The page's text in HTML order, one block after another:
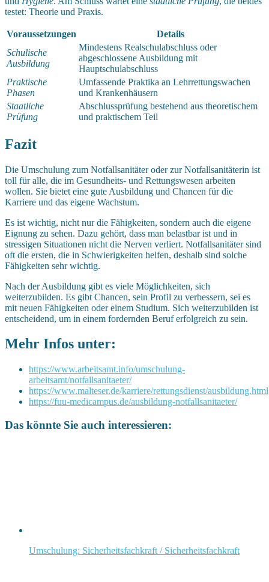
testet: Theorie und Praxis.
Voraussetzungen
Details
Schulische
Ausbildung
Mindestens Realschulabschluss oder
abgeschlossene Ausbildung mit
Hauptschulabschluss
Praktische
Phasen
Umfassende Praktika an Lehrrettungswachen
und Krankenhäusern
Staatliche
Prüfung
Abschlussprüfung bestehend aus theoretischem
und praktischem Teil
Fazit
Die Umschulung zum Notfallsanitäter oder zur Notfallsanitäterin ist
toll für alle, die im Gesundheits- und Rettungswesen arbeiten
wollen. Sie bietet eine gute Ausbildung und Chancen für die
Karriere und das eigene Wachstum.
Es ist wichtig, nicht nur die Fähigkeiten, sondern auch die eigene
Eignung zu sehen. Dazu gehört, dass man belastbar ist und in
stressigen Situationen nicht die Nerven verliert. Notfallsanitäter sind
oft die ersten, die in Schwierigkeiten helfen, deshalb sind solche
Fähigkeiten sehr wichtig.
Nach der Ausbildung gibt es viele Möglichkeiten, sich
weiterzubilden. Es gibt Chancen, sein Profil zu verbessern, sei es
mit neuen Fähigkeiten oder einem Studium. Sich weiterzubilden ist
entscheidend, um in einem fordernden Beruf erfolgreich zu sein.
Mehr Infos unter:
https://www.arbeitsamt.info/umschulung-
arbeitsamt/notfallsanitaeter/
https://www.malteser.de/karriere/rettungsdienst/ausbildung.html
https://fuu-medicampus.de/ausbildung-notfallsanitaeter/
Das könnte Sie auch interessieren:
Umschulung: Sicherheitsfachkraft / Sicherheitsfachkraft